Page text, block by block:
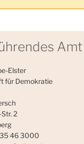
Amt
Elster
für Demokratie
2
46 3000